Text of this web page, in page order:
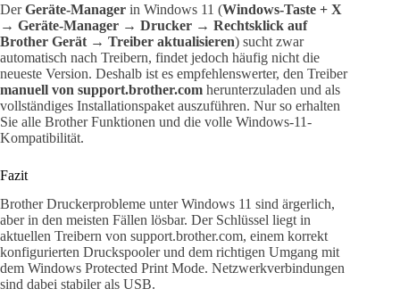
DerGeräte-Manager in Windows 11 (Windows-Taste + X
→ Geräte-Manager → Drucker → Rechtsklick auf
Brother Gerät → Treiber aktualisieren) sucht zwar
automatisch nach Treibern, findet jedoch häufig nicht die
neueste Version. Deshalb ist es empfehlenswerter, den Treiber
manuell von support.brother.com herunterzuladen und als
vollständiges Installationspaket auszuführen. Nur so erhalten
Sie alle Brother Funktionen und die volle Windows-11-
Kompatibilität.
Fazit
Brother Druckerprobleme unter Windows 11 sind ärgerlich,
aber in den meisten Fällen lösbar. Der Schlüssel liegt in
aktuellen Treibern von support.brother.com, einem korrekt
konfigurierten Druckspooler und dem richtigen Umgang mit
dem Windows Protected Print Mode. Netzwerkverbindungen
sind dabei stabiler als USB.